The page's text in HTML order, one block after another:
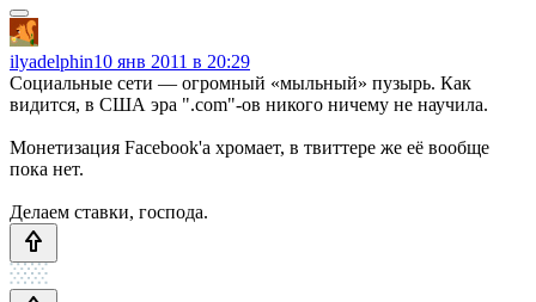
ilyadelphin10 янв 2011 в 20:29
Социальные сети — огромный «мыльный» пузырь. Как
видится, в США эра ".com"-ов никого ничему не научила.
Монетизация Facebook'a хромает, в твиттере же её вообще
пока нет.
Делаем ставки, господа.